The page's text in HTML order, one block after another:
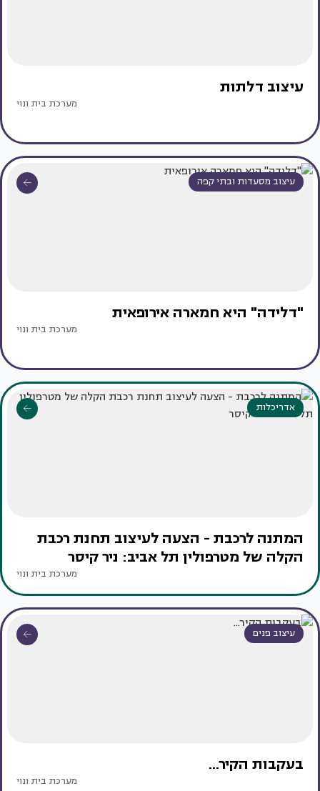
עיצוב דלתות
מערכת בית ונוי
עיצוב מסעדות ובתי קפה
"דלידה" היא חמארה אירופאית
מערכת בית ונוי
אדריכלות
המתנה לרכבת - הצעה לעיצוב תחנת רכבת
הקלה של מטרפולין תל אביב: ניר קיסר
מערכת בית ונוי
עיצוב פנים
בעקבות הקיר...
מערכת בית ונוי